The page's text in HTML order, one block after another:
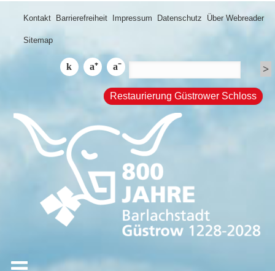
Kontakt Barrierefreiheit Impressum Datenschutz Über Webreader
Sitemap
Restaurierung Güstrower Schloss